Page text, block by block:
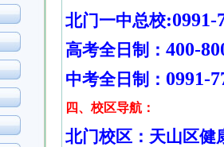
北门一中总校:0991-
高考全日制： 400-
中考全日制： 0991-
四、校区导航：
北门校区：天山区健